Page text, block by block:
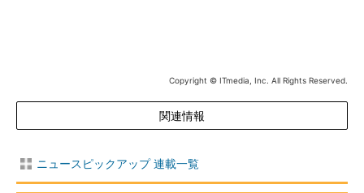
Copyright © ITmedia, Inc. All Rights Reserved.
関連情報
ニュースピックアップ 連載一覧